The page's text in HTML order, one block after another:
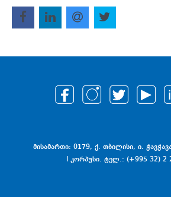
მისამართი: 0179, ქ. თბილისი, ი.
I კორპუსი. ტელ.: (+995 32) 2